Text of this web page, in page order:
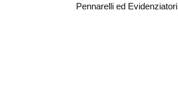
Pennarelli ed Evidenziatori